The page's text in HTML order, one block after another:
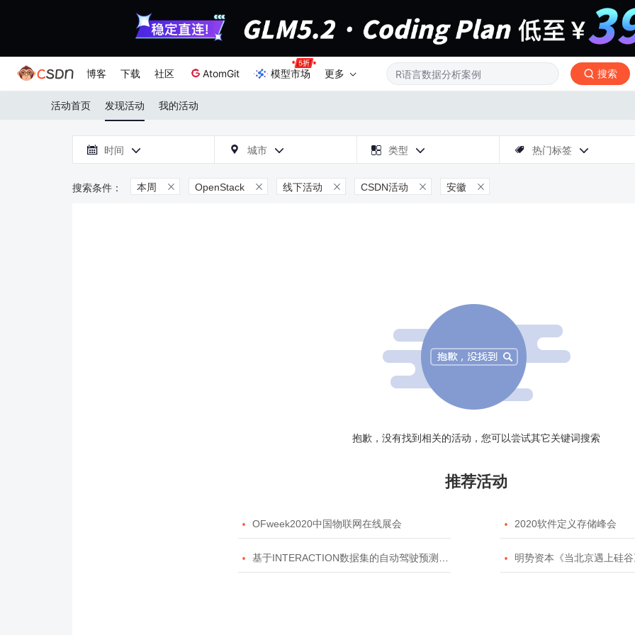
博客 下载 社区 AtomGit 模型市场 更多 搜索
活动首页 发现活动 我的活动
 时间   城市   类型   热门标签 
本周  OpenStack  线下活动  CSDN活动  安徽 
抱歉，没有找到相关的活动，您可以尝试其它关键词搜索
推荐活动
 OFweek2020中国物联网在线展会  2020软件定义存储峰会
 基于INTERACTION数据集的自动驾驶预测模型挑战赛  明势资本《当北京遇上硅谷》系列